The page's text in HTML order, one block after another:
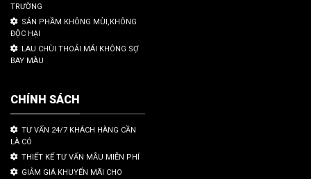
TRƯỜNG
SẢN PHẦM KHÔNG MÙI,KHÔNG
ĐỘC HẠI
LAU CHÙI THOẢI MÁI KHÔNG SỢ
BAY MÀU
CHÍNH SÁCH
TƯ VẤN 24/7 KHÁCH HÀNG CẦN
LÀ CÓ
THIẾT KẾ TƯ VẤN MẪU MIỄN PHÍ
GIẢM GIÁ KHUYẾN MÃI CHO